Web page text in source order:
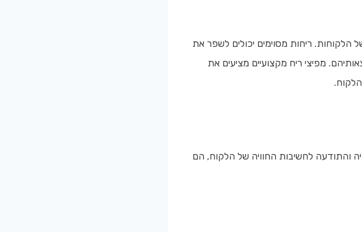
ריחות מסוימים יכולים לשפר את
מפיצי ריח מקצועיים מציעים את
והתודעה לחשיבות החוויה של הלקוח, הם